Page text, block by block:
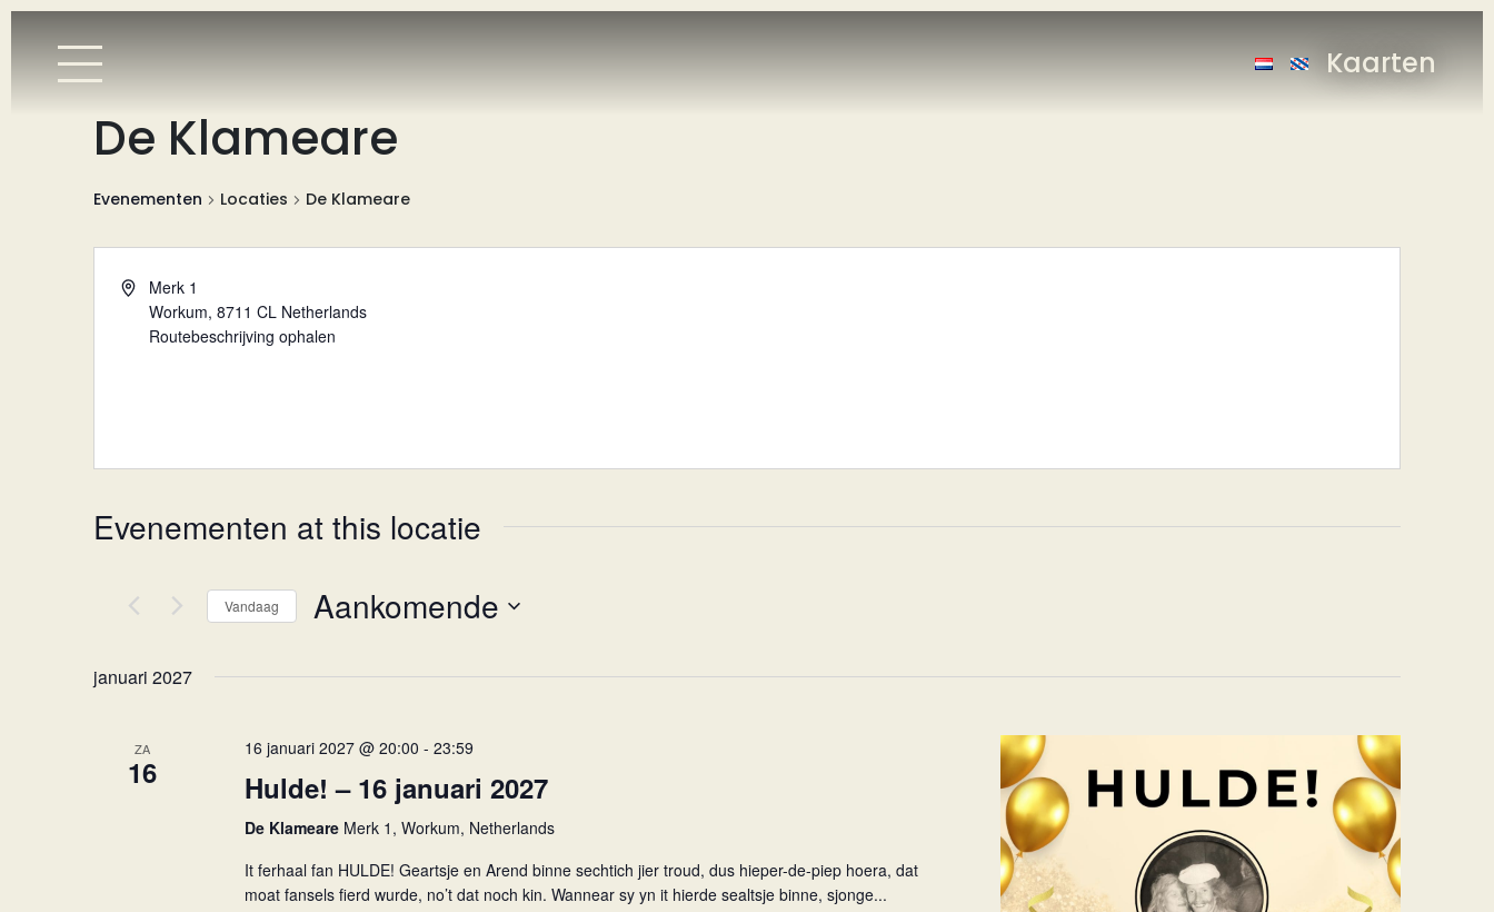
Kaarten
De Klameare
Evenementen Locaties De Klameare
AdresMerk 1
Workum, 8711 CL Netherlands
Routebeschrijving ophalen
Evenementen at this locatie
Vandaag Aankomende
januari 2027
ZA
16
16 januari 2027 @ 20:00 - 23:59
Hulde! – 16 januari 2027
De Klameare Merk 1, Workum, Netherlands
It ferhaal fan HULDE! Geartsje en Arend binne sechtich jier troud, dus hieper-de-piep hoera, dat
moat fansels fierd wurde, no’t dat noch kin. Wannear sy yn it hierde sealtsje binne, sjonge...